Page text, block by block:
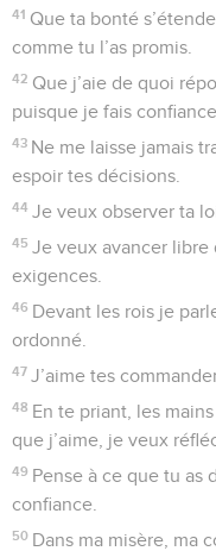
41 Que ta bonté
comme tu l’as promis.
42 Que j’aie de quoi
puisque je fais
43 Ne me laisse jamais
espoir tes décisions.
44 Je veux observer ta
45 Je veux avancer libre
exigences.
46 Devant les rois je
ordonné.
47 J’aime tes
48 En te priant, les
que j’aime, je veux
49 Pense à ce que tu as
confiance.
50 Dans ma misère, ma